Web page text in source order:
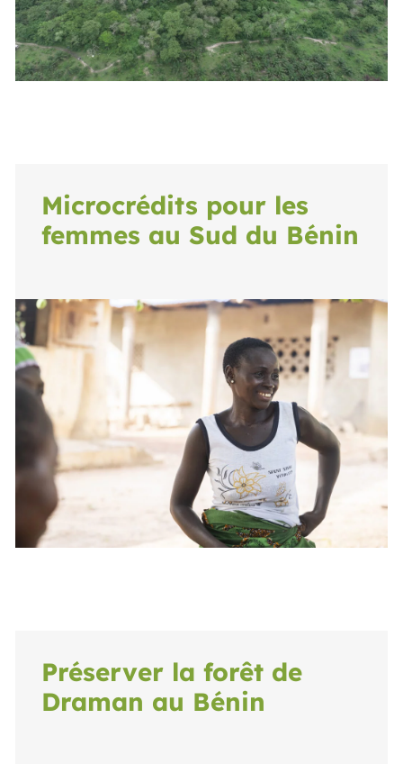
Microcrédits pour les
femmes au Sud du Bénin
Préserver la forêt de
Draman au Bénin